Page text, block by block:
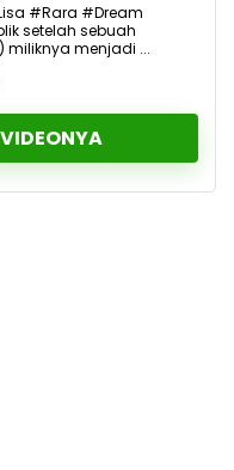
#Rara #Dream
setelah sebuah
menjadi ...